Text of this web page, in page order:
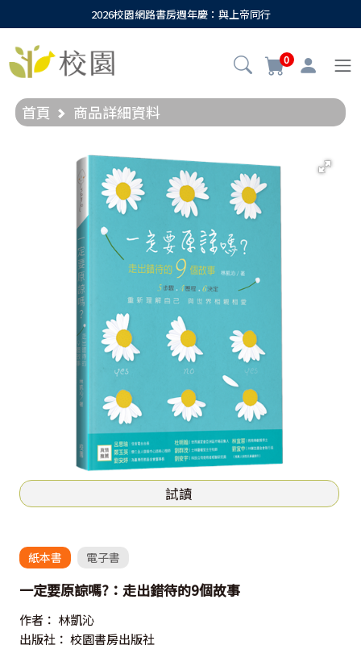
2026校園網路書房週年慶：與上帝同行
0
首頁 商品詳細資料
試讀
紙本書 電子書
一定要原諒嗎?：走出錯待的9個故事
作者： 林凱沁
出版社： 校園書房出版社